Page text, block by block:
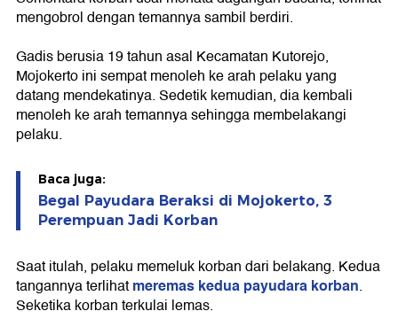
mengobrol dengan temannya sambil berdiri.
Gadis berusia 19 tahun asal Kecamatan Kutorejo,
Mojokerto ini sempat menoleh ke arah pelaku yang
datang mendekatinya. Sedetik kemudian, dia kembali
menoleh ke arah temannya sehingga membelakangi
pelaku.
Baca juga:
Begal Payudara Beraksi di Mojokerto, 3
Perempuan Jadi Korban
Saat itulah, pelaku memeluk korban dari belakang. Kedua
tangannya terlihatmeremas kedua payudara korban.
Seketika korban terkulai lemas.